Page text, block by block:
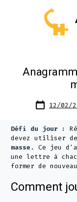
Date
de 12/02/
Défi du jour :
devez utiliser
masse . Ce jeu
une lettre à
former de
Comment